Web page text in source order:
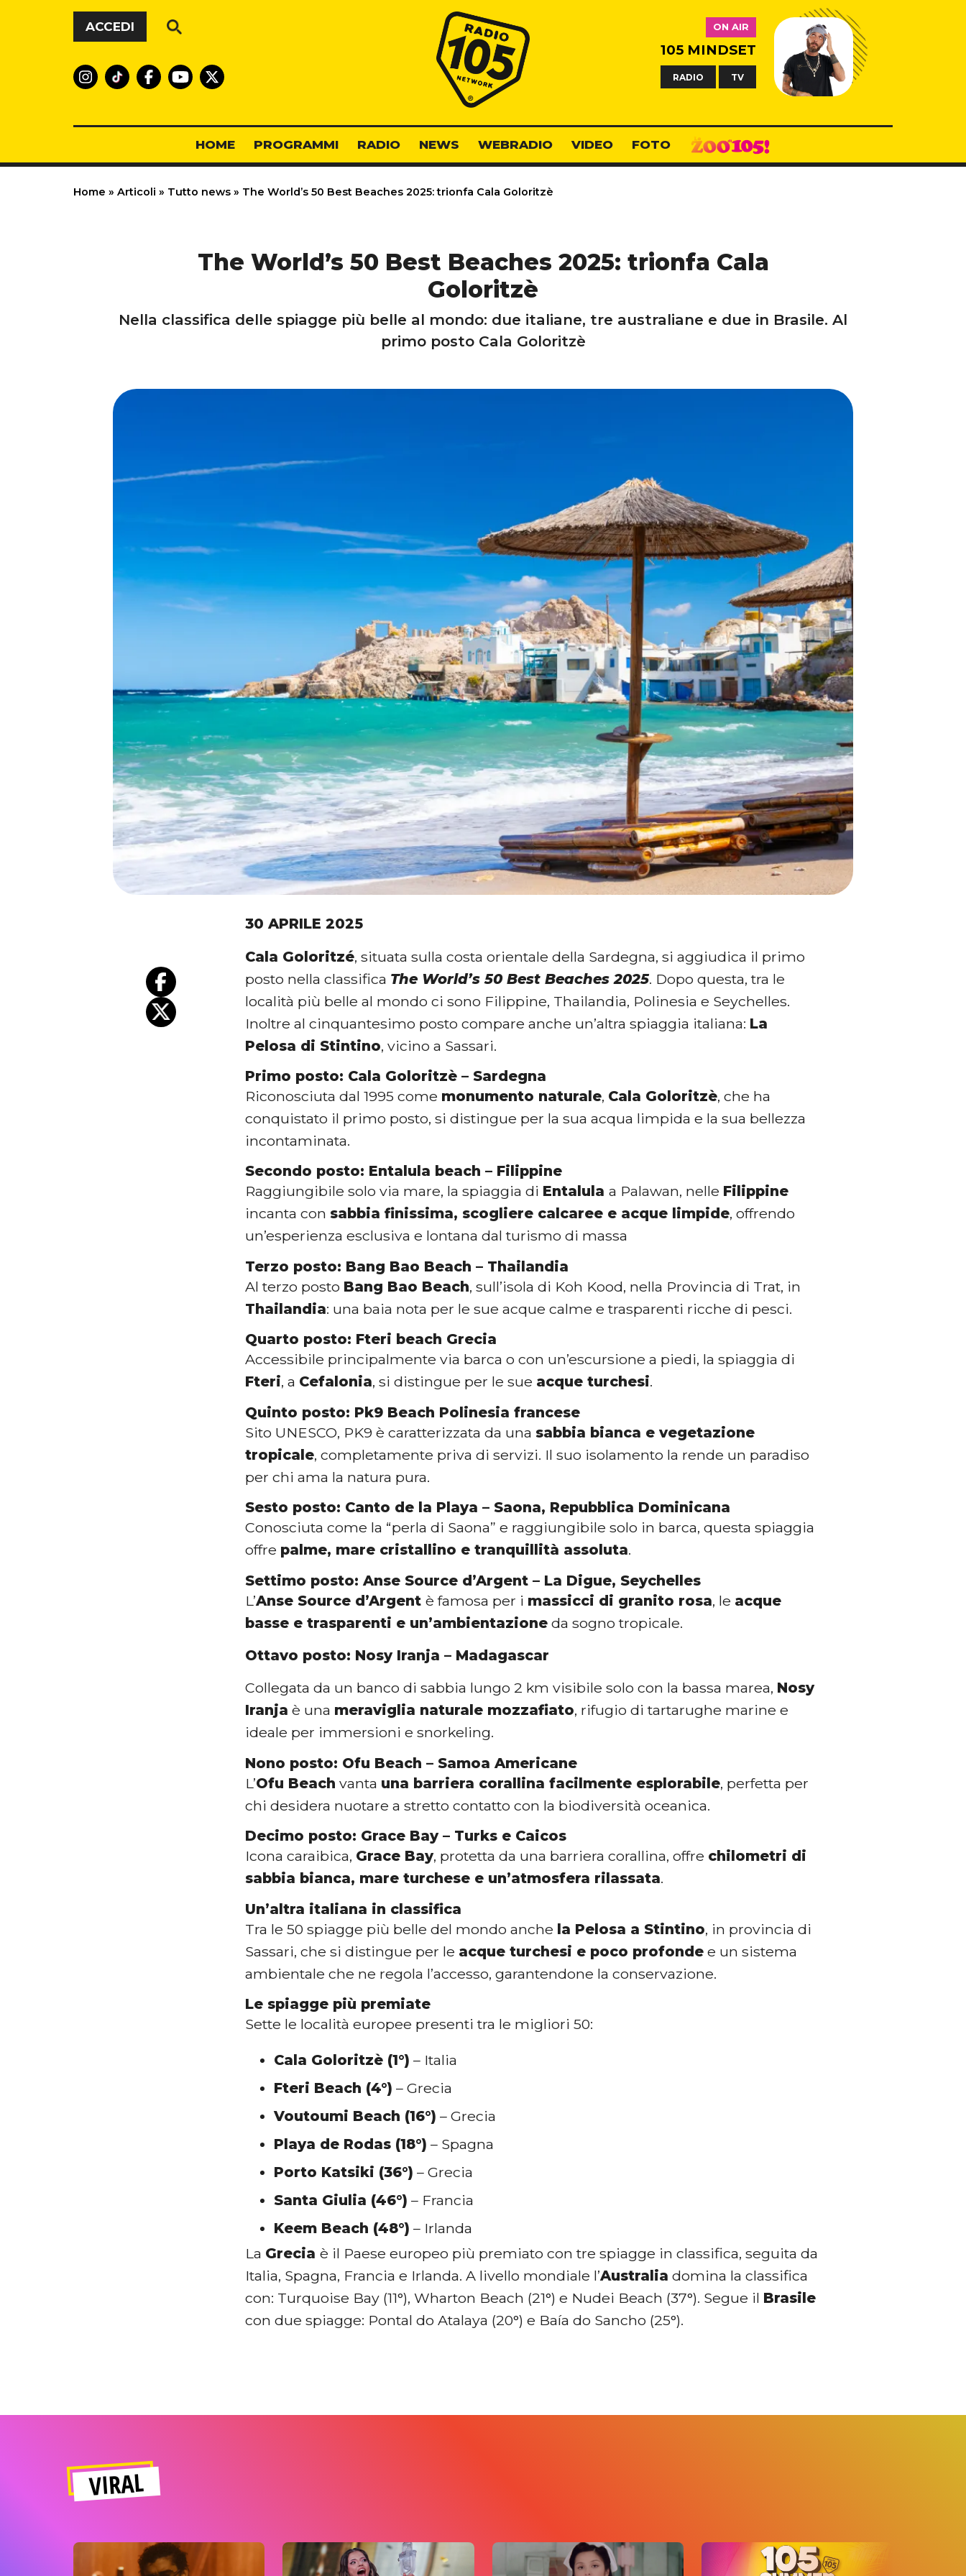
Vai al contenuto
ACCEDI
Radio 105
ON AIR
105 MINDSET
RADIO TV
HOME PROGRAMMI RADIO NEWS WEBRADIO VIDEO FOTO
Home » Articoli » Tutto news » The World’s 50 Best Beaches 2025: trionfa Cala Goloritzè
The World’s 50 Best Beaches 2025: trionfa Cala
Goloritzè
Nella classifica delle spiagge più belle al mondo: due italiane, tre australiane e due in Brasile. Al
primo posto Cala Goloritzè
30 APRILE 2025
Cala Goloritzé, situata sulla costa orientale della Sardegna, si aggiudica il primo
posto nella classifica The World’s 50 Best Beaches 2025. Dopo questa, tra le
località più belle al mondo ci sono Filippine, Thailandia, Polinesia e Seychelles.
Inoltre al cinquantesimo posto compare anche un’altra spiaggia italiana: La
Pelosa di Stintino, vicino a Sassari.
Primo posto: Cala Goloritzè – Sardegna
Riconosciuta dal 1995 come monumento naturale, Cala Goloritzè, che ha
conquistato il primo posto, si distingue per la sua acqua limpida e la sua bellezza
incontaminata.
Secondo posto: Entalula beach – Filippine
Raggiungibile solo via mare, la spiaggia di Entalulaa Palawan, nelle Filippine
incanta con sabbia finissima, scogliere calcaree e acque limpide, offrendo
un’esperienza esclusiva e lontana dal turismo di massa
Terzo posto: Bang Bao Beach – Thailandia
Al terzo posto Bang Bao Beach, sull’isola di Koh Kood, nella Provincia di Trat, in
Thailandia: una baia nota per le sue acque calme e trasparenti ricche di pesci.
Quarto posto: Fteri beach Grecia
Accessibile principalmente via barca o con un’escursione a piedi, la spiaggia di
Fteri, a Cefalonia, si distingue per le sue acque turchesi.
Quinto posto: Pk9 Beach Polinesia francese
Sito UNESCO, PK9 è caratterizzata da una sabbia bianca e vegetazione
tropicale, completamente priva di servizi. Il suo isolamento la rende un paradiso
per chi ama la natura pura.
Sesto posto: Canto de la Playa – Saona, Repubblica Dominicana
Conosciuta come la “perla di Saona” e raggiungibile solo in barca, questa spiaggia
offre palme, mare cristallino e tranquillità assoluta.
Settimo posto: Anse Source d’Argent – La Digue, Seychelles
L’Anse Source d’Argentè famosa per i massicci di granito rosa, le acque
basse e trasparenti e un’ambientazione da sogno tropicale.
Ottavo posto: Nosy Iranja – Madagascar
Collegata da un banco di sabbia lungo 2 km visibile solo con la bassa marea, Nosy
Iranja è una meraviglia naturale mozzafiato, rifugio di tartarughe marine e
ideale per immersioni e snorkeling.
Nono posto: Ofu Beach – Samoa Americane
L’Ofu Beach vanta una barriera corallina facilmente esplorabile, perfetta per
chi desidera nuotare a stretto contatto con la biodiversità oceanica.
Decimo posto: Grace Bay – Turks e Caicos
Icona caraibica, Grace Bay, protetta da una barriera corallina, offre chilometri di
sabbia bianca, mare turchese e un’atmosfera rilassata.
Un’altra italiana in classifica
Tra le 50 spiagge più belle del mondo anche la Pelosa a Stintino, in provincia di
Sassari, che si distingue per le acque turchesi e poco profonde e un sistema
ambientale che ne regola l’accesso, garantendone la conservazione.
Le spiagge più premiate
Sette le località europee presenti tra le migliori 50:
Cala Goloritzè (1°) – Italia
Fteri Beach (4°) – Grecia
Voutoumi Beach (16°) – Grecia
Playa de Rodas (18°) – Spagna
Porto Katsiki (36°) – Grecia
Santa Giulia (46°) – Francia
Keem Beach (48°) – Irlanda
La Greciaè il Paese europeo più premiato con tre spiagge in classifica, seguita da
Italia, Spagna, Francia e Irlanda. A livello mondiale l’Australia domina la classifica
con: Turquoise Bay (11°), Wharton Beach (21°) e Nudei Beach (37°). Segue il Brasile
con due spiagge: Pontal do Atalaya (20°) e Baía do Sancho (25°).
VIRAL